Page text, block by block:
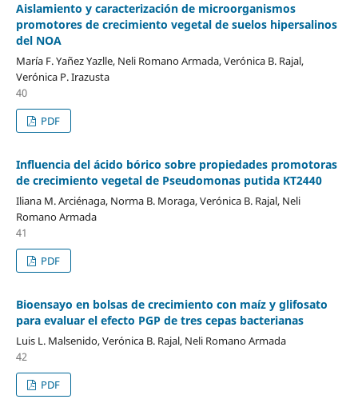
Aislamiento y caracterización de microorganismos
promotores de crecimiento vegetal de suelos hipersalinos
del NOA
María F. Yañez Yazlle, Neli Romano Armada, Verónica B. Rajal,
Verónica P. Irazusta
40
PDF
Influencia del ácido bórico sobre propiedades promotoras
de crecimiento vegetal de Pseudomonas putida KT2440
Iliana M. Arciénaga, Norma B. Moraga, Verónica B. Rajal, Neli
Romano Armada
41
PDF
Bioensayo en bolsas de crecimiento con maíz y glifosato
para evaluar el efecto PGP de tres cepas bacterianas
Luis L. Malsenido, Verónica B. Rajal, Neli Romano Armada
42
PDF